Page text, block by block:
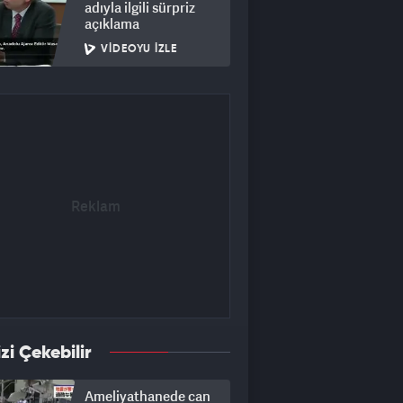
adıyla ilgili sürpriz
açıklama
VIDEOYU İZLE
Çekebilir
Ameliyathanede can